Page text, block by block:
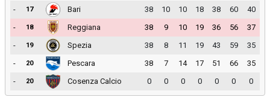
-
17 Bari 38 10 10 18 38 60
40
-
18 Reggiana 38 9 10 19 36 56
37
-
19 Spezia 38 8 11 19 43 59
35
-
20 Pescara 38 7 14 17 51 66
35
-
20 Cosenza Calcio 0 0 0 0 0 0 0